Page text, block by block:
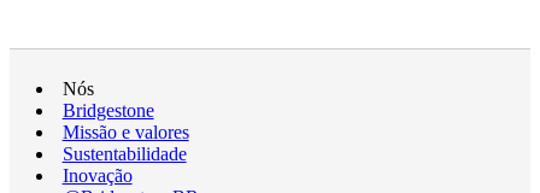
Nós
Bridgestone
Missão e valores
Sustentabilidade
Inovação